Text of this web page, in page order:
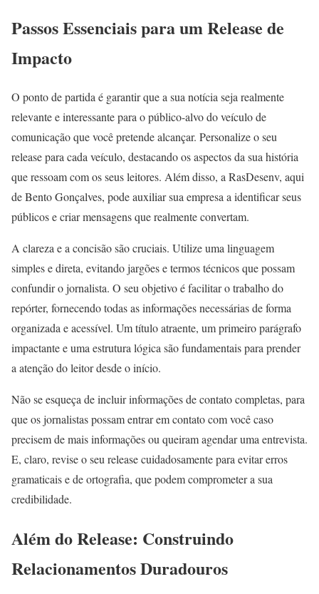
Passos Essenciais para um Release de
Impacto
O ponto de partida é garantir que a sua notícia seja realmente
relevante e interessante para o público-alvo do veículo de
comunicação que você pretende alcançar. Personalize o seu
release para cada veículo, destacando os aspectos da sua história
que ressoam com os seus leitores. Além disso, a RasDesenv, aqui
de Bento Gonçalves, pode auxiliar sua empresa a identificar seus
públicos e criar mensagens que realmente convertam.
A clareza e a concisão são cruciais. Utilize uma linguagem
simples e direta, evitando jargões e termos técnicos que possam
confundir o jornalista. O seu objetivo é facilitar o trabalho do
repórter, fornecendo todas as informações necessárias de forma
organizada e acessível. Um título atraente, um primeiro parágrafo
impactante e uma estrutura lógica são fundamentais para prender
a atenção do leitor desde o início.
Não se esqueça de incluir informações de contato completas, para
que os jornalistas possam entrar em contato com você caso
precisem de mais informações ou queiram agendar uma entrevista.
E, claro, revise o seu release cuidadosamente para evitar erros
gramaticais e de ortografia, que podem comprometer a sua
credibilidade.
Além do Release: Construindo
Relacionamentos Duradouros